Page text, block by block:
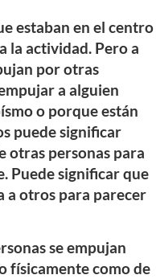
estaban en el centro
la actividad. Pero a
por otras
a alguien
o porque están
puede significar
otras personas para
Puede significar que
a otros para parecer
se empujan
físicamente como de